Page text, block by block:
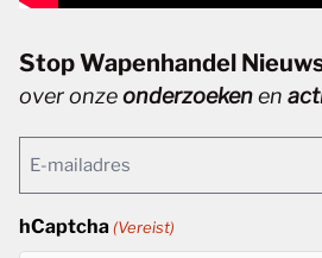
Stop Wapenhandel
over onzeonderzoekenen
(Vereist)
hCaptcha (Vereist)